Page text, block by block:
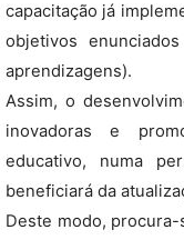
capacitação já
objetivos
aprendizagens).
Assim, o
inovadoras e
educativo, numa
beneficiará da
Deste modo,